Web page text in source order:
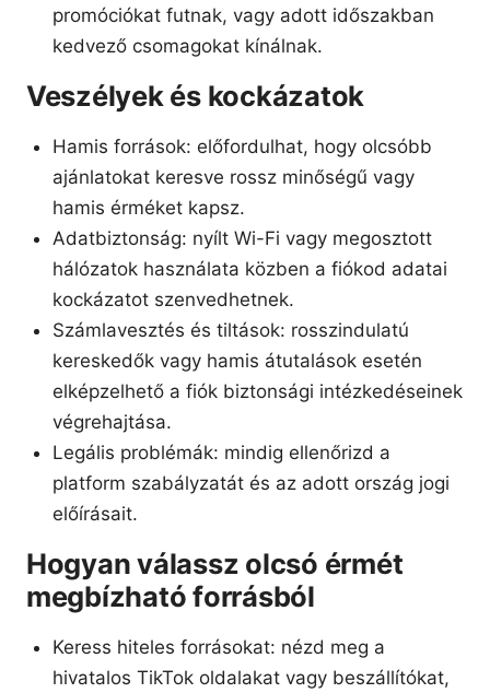
promóciókat futnak, vagy adott időszakban
kedvező csomagokat kínálnak.
Veszélyek és kockázatok
Hamis források: előfordulhat, hogy olcsóbb
ajánlatokat keresve rossz minőségű vagy
hamis érméket kapsz.
Adatbiztonság: nyílt Wi-Fi vagy megosztott
hálózatok használata közben a fiókod adatai
kockázatot szenvedhetnek.
Számlavesztés és tiltások: rosszindulatú
kereskedők vagy hamis átutalások esetén
elképzelhető a fiók biztonsági intézkedéseinek
végrehajtása.
Legális problémák: mindig ellenőrizd a
platform szabályzatát és az adott ország jogi
előírásait.
Hogyan válassz olcsó érmét
megbízható forrásból
Keress hiteles forrásokat: nézd meg a
hivatalos TikTok oldalakat vagy beszállítókat,